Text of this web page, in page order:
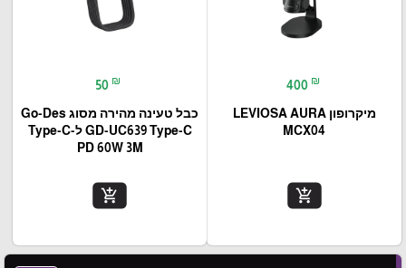
400 ₪
מיקרופון LEVIOSA AURA
MCX04
add_shopping_cart
50 ₪
כבל טעינה מהירה מסוג Go-Des
GD-UC639 Type-C ל-Type-C
PD 60W 3M
add_shopping_cart